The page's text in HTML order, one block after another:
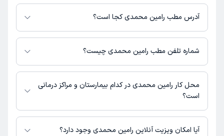
مبلغ ویزیت رامین محمدی با توجه به نوع ویزیت تغییر می‌کند.
هزینه مشاوره پزشکی تلفنی: 200000 تومان
آدرس مطب رامین محمدی کجا است؟
رامین محمدی 1 مطب فعال دارند. آدرس مطب‌های رامین محمدی به شرح زیر
است.
کاردرمانی و گفتاردرمانی رویش پرند
شماره تلفن مطب رامین محمدی چیست؟
مطب بلوار ستاره : 02156793454
محل کار رامین محمدی در کدام بیمارستان و مراکز درمانی
است؟
اطلاعاتی درباره محل فعالیت رامین محمدی در مراکز درمانی در دسترس نیست.
آیا امکان ویزیت آنلاین رامین محمدی وجود دارد؟